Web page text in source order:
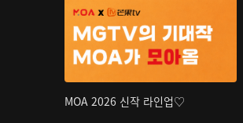
MOA 2026 신작 라인업♡